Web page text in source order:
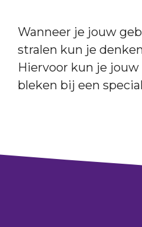
Wanneer je jouw
stralen kun je
Hiervoor kun je
bleken bij een